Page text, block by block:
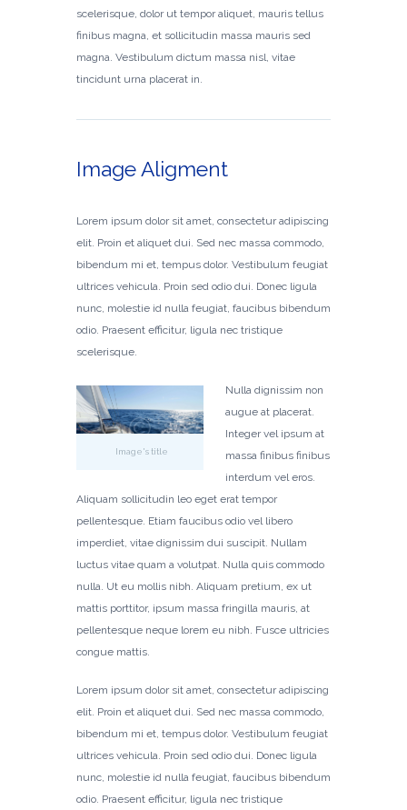
scelerisque, dolor ut tempor aliquet, mauris tellus
finibus magna, et sollicitudin massa mauris sed
magna. Vestibulum dictum massa nisl, vitae
tincidunt urna placerat in.
Image Aligment
Lorem ipsum dolor sit amet, consectetur adipiscing
elit. Proin et aliquet dui. Sed nec massa commodo,
bibendum mi et, tempus dolor. Vestibulum feugiat
ultrices vehicula. Proin sed odio dui. Donec ligula
nunc, molestie id nulla feugiat, faucibus bibendum
odio. Praesent efficitur, ligula nec tristique
scelerisque.
Image's title
Nulla dignissim non
augue at placerat.
Integer vel ipsum at
massa finibus finibus
interdum vel eros.
Aliquam sollicitudin leo eget erat tempor
pellentesque. Etiam faucibus odio vel libero
imperdiet, vitae dignissim dui suscipit. Nullam
luctus vitae quam a volutpat. Nulla quis commodo
nulla. Ut eu mollis nibh. Aliquam pretium, ex ut
mattis porttitor, ipsum massa fringilla mauris, at
pellentesque neque lorem eu nibh. Fusce ultricies
congue mattis.
Lorem ipsum dolor sit amet, consectetur adipiscing
elit. Proin et aliquet dui. Sed nec massa commodo,
bibendum mi et, tempus dolor. Vestibulum feugiat
ultrices vehicula. Proin sed odio dui. Donec ligula
nunc, molestie id nulla feugiat, faucibus bibendum
odio. Praesent efficitur, ligula nec tristique